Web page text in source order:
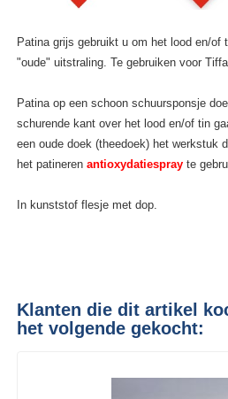
Patina grijs gebruikt u om het lood en/of
"oude" uitstraling. Te gebruiken voor
Patina op een schoon schuursponsje
schurende kant over het lood en/of tin
een oude doek (theedoek) het werkstuk
het patinerenantioxydatiespray te
In kunststof flesje met dop.
Klanten die dit artikel
het volgende gekocht: